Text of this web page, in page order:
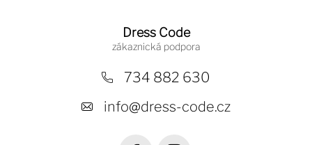
Dress Code
734 882 630
info@dress-code.cz